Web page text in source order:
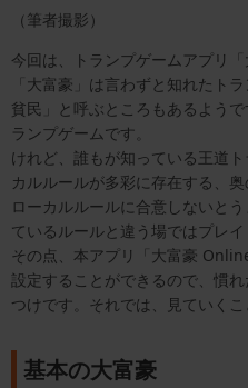
（筆者撮影）
今回は、トランプゲームアプリ
「大富豪」は言わずと知れたト
貧民」と呼ぶところもあるよう
ランプゲームです。
けれど、誰もが知っている王道
カルルールが多彩に存在する、
ローカルルールに合意しないと
ているルールと違う場ではプレ
その点、本アプリ「大富豪
設定することができるので、慣
つけです。それでは、見ていくこ
基本の大富豪